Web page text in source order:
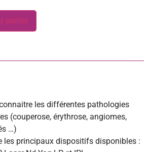
panier
les différentes pathologies
(couperose, érythrose, angiomes,
…)
les principaux dispositifs disponibles :